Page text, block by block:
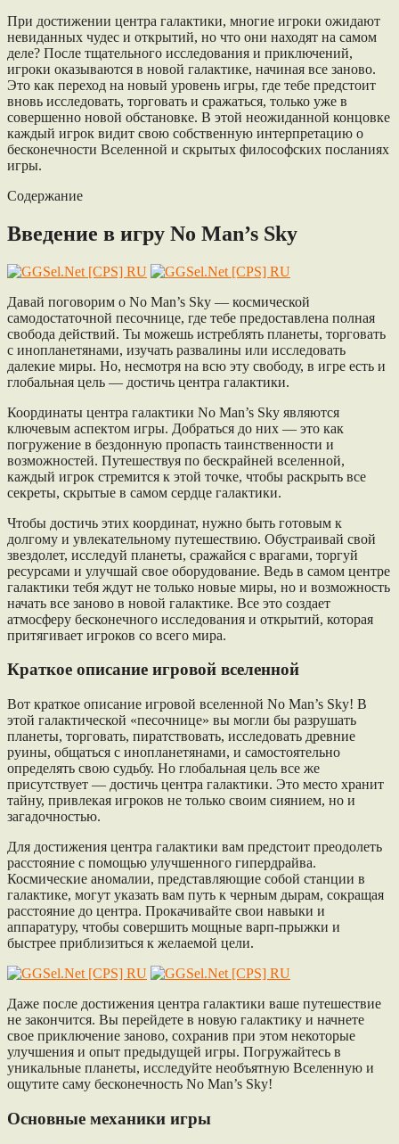
При достижении центра галактики, многие игроки ожидают
невиданных чудес и открытий, но что они находят на самом
деле? После тщательного исследования и приключений,
игроки оказываются в новой галактике, начиная все заново.
Это как переход на новый уровень игры, где тебе предстоит
вновь исследовать, торговать и сражаться, только уже в
совершенно новой обстановке. В этой неожиданной концовке
каждый игрок видит свою собственную интерпретацию о
бесконечности Вселенной и скрытых философских посланиях
игры.
Содержание
Введение в игру No Man’s Sky
Давай поговорим о No Man’s Sky — космической
самодостаточной песочнице, где тебе предоставлена полная
свобода действий. Ты можешь истреблять планеты, торговать
с инопланетянами, изучать развалины или исследовать
далекие миры. Но, несмотря на всю эту свободу, в игре есть и
глобальная цель — достичь центра галактики.
Координаты центра галактики No Man’s Sky являются
ключевым аспектом игры. Добраться до них — это как
погружение в бездонную пропасть таинственности и
возможностей. Путешествуя по бескрайней вселенной,
каждый игрок стремится к этой точке, чтобы раскрыть все
секреты, скрытые в самом сердце галактики.
Чтобы достичь этих координат, нужно быть готовым к
долгому и увлекательному путешествию. Обустраивай свой
звездолет, исследуй планеты, сражайся с врагами, торгуй
ресурсами и улучшай свое оборудование. Ведь в самом центре
галактики тебя ждут не только новые миры, но и возможность
начать все заново в новой галактике. Все это создает
атмосферу бесконечного исследования и открытий, которая
притягивает игроков со всего мира.
Краткое описание игровой вселенной
Вот краткое описание игровой вселенной No Man’s Sky! В
этой галактической «песочнице» вы могли бы разрушать
планеты, торговать, пиратствовать, исследовать древние
руины, общаться с инопланетянами, и самостоятельно
определять свою судьбу. Но глобальная цель все же
присутствует — достичь центра галактики. Это место хранит
тайну, привлекая игроков не только своим сиянием, но и
загадочностью.
Для достижения центра галактики вам предстоит преодолеть
расстояние с помощью улучшенного гипердрайва.
Космические аномалии, представляющие собой станции в
галактике, могут указать вам путь к черным дырам, сокращая
расстояние до центра. Прокачивайте свои навыки и
аппаратуру, чтобы совершить мощные варп-прыжки и
быстрее приблизиться к желаемой цели.
Даже после достижения центра галактики ваше путешествие
не закончится. Вы перейдете в новую галактику и начнете
свое приключение заново, сохранив при этом некоторые
улучшения и опыт предыдущей игры. Погружайтесь в
уникальные планеты, исследуйте необъятную Вселенную и
ощутите саму бесконечность No Man’s Sky!
Основные механики игры